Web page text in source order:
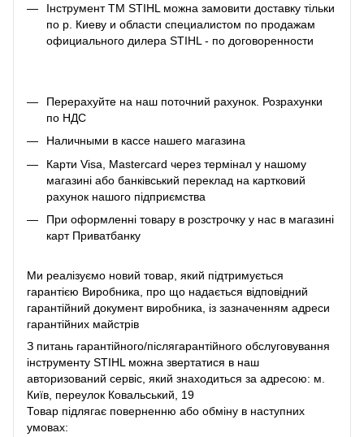
Інструмент ТМ STIHL можна замовити доставку тільки
по р. Киеву и области специалистом по продажам
официального дилера STIHL - по договоренности
Перерахуйте на наш поточний рахунок. Розрахунки
по НДС
Наличными в кассе нашего магазина
Карти Visa, Mastercard через термінал у нашому
магазині або банківський переклад на картковий
рахунок нашого підприємства
При оформленні товару в розстрочку у нас в магазині
карт Приватбанку
Ми реалізуємо новий товар, який підтримується
гарантією Виробника, про що надається відповідний
гарантійний документ виробника, із зазначенням адреси
гарантійних майстрів
З питань гарантійного/післягарантійного обслуговування
інструменту STIHL можна звертатися в наш
авторизований сервіс, який знаходиться за адресою: м.
Київ, переулок Ковальський, 19
Товар підлягає поверненню або обміну в наступних
умовах: